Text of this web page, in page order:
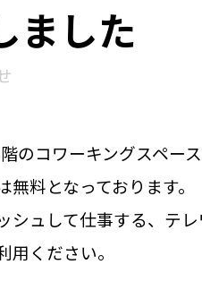
ました
のコワーキングスペー
無料となっております。
シュして仕事する、テ
用ください。